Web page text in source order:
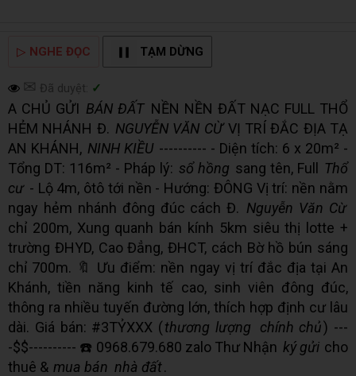
▷ NGHE ĐỌC TẠM DỪNG
✉ Đã duyệt: ✓
A CHỦ GỬI BÁN ĐẤT NỀN NỀN ĐẤT NẠC FULL THỔ
HẺM NHÁNH Đ. NGUYỄN VĂN CỪVỊ TRÍ ĐẮC ĐỊA TẠ
AN KHÁNH, NINH KIỀU ---------- - Diện tích: 6 x 20m² -
Tổng DT: 116m² - Pháp lý: sổ hồng sang tên, Full
Thổ
cư - Lộ 4m, ôtô tới nền - Hướng: ĐÔNG Vị trí: nền nằm
ngay hẻm nhánh đông đúc cách Đ. Nguyễn Văn Cừ
chỉ 200m, Xung quanh bán kính 5km siêu thị lotte +
trường ĐHYD, Cao Đẳng, ĐHCT, cách Bờ hồ bún sáng
chỉ 700m. 🔖 Ưu điểm: nền ngay vị trí đắc địa tại An
Khánh, tiền năng kinh tế cao, sinh viên đông đúc,
thông ra nhiều tuyến đường lớn, thích hợp định cư lâu
dài. Giá bán: #3TỶXXX (thương lượng chính chủ) ---
-$$---------- ☎️ 0968.679.680 zalo Thư Nhận ký gửi cho
thuê & mua bán nhà đất.